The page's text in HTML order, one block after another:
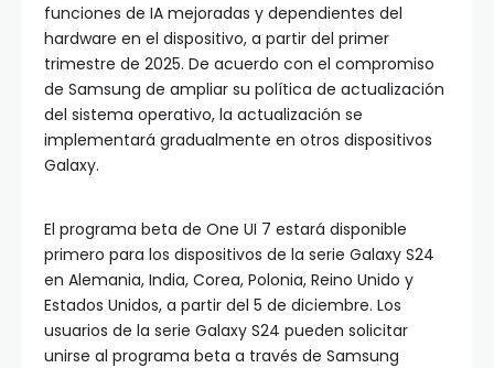
funciones de IA mejoradas y dependientes del
hardware en el dispositivo, a partir del primer
trimestre de 2025. De acuerdo con el compromiso
de Samsung de ampliar su política de actualización
del sistema operativo, la actualización se
implementará gradualmente en otros dispositivos
Galaxy.
El programa beta de One UI 7 estará disponible
primero para los dispositivos de la serie Galaxy S24
en Alemania, India, Corea, Polonia, Reino Unido y
Estados Unidos, a partir del 5 de diciembre. Los
usuarios de la serie Galaxy S24 pueden solicitar
unirse al programa beta a través de Samsung